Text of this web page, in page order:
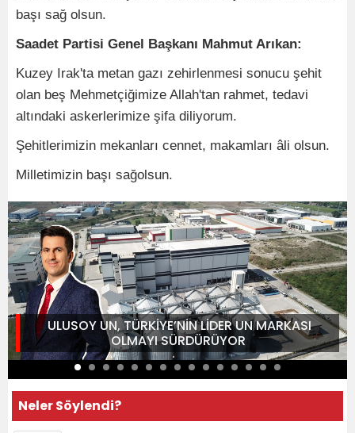
başı sağ olsun.
Saadet Partisi Genel Başkanı Mahmut Arıkan:
Kuzey Irak'ta metan gazı zehirlenmesi sonucu şehit
olan beş Mehmetçiğimize Allah'tan rahmet, tedavi
altındaki askerlerimize şifa diliyorum.
Şehitlerimizin mekanları cennet, makamları âli olsun.
Milletimizin başı sağolsun.
ULUSOY UN, TÜRKİYE’NİN LİDER UN MARKASI
OLMAYI SÜRDÜRÜYOR
Neler Söylendi?